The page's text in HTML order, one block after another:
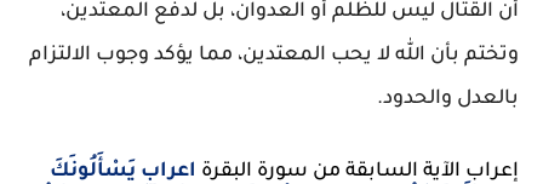
أن القتال ليس للظلم أو العدوان، بل لدفع المعتدين،
وتختم بأن الله لا يحب المعتدين، مما يؤكد وجوب الالتزام
بالعدل والحدود.
إعراب الآية السابقة من سورة البقرة اعراب يَسْأَلُونَكَ